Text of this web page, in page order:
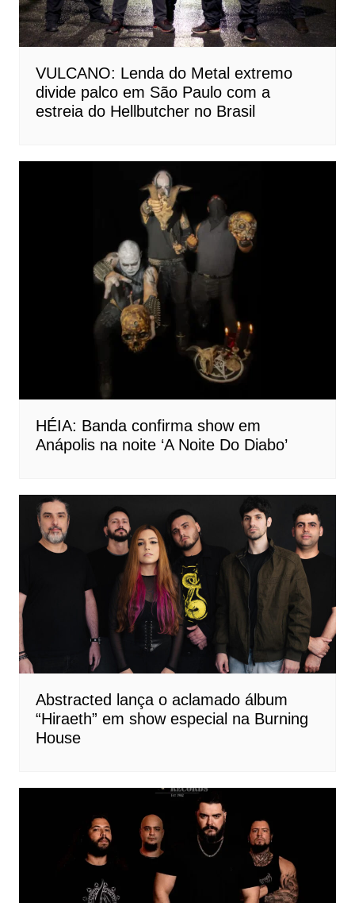
VULCANO: Lenda do Metal extremo
divide palco em São Paulo com a
estreia do Hellbutcher no Brasil
HÉIA: Banda confirma show em
Anápolis na noite ‘A Noite Do Diabo’
Abstracted lança o aclamado álbum
“Hiraeth” em show especial na Burning
House